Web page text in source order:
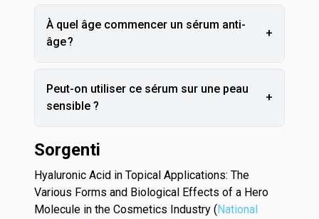
À quel âge commencer un sérum anti-
âge ?
+
Peut-on utiliser ce sérum sur une peau
sensible ?
+
Sorgenti
Hyaluronic Acid in Topical Applications: The
Various Forms and Biological Effects of a Hero
Molecule in the Cosmetics Industry (National